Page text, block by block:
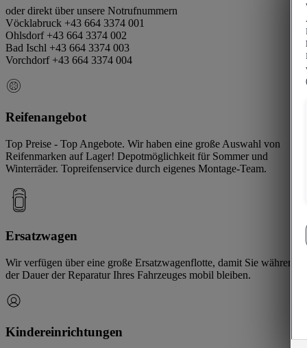
oder direkt über unsere Notrufnummern
Vöcklabruck +43 664 3374 001
Ohlsdorf +43 664 3374 002
Bad Ischl +43 664 3374 003
Vorchdorf +43 664 3374 004
Reifenangebot
Top Preise - Top Angebote. Wir haben eine große Auswahl von
Reifenmarken auf Lager! Depotmöglichkeit für Sommer und
Winterräder. Topreifenservice durch eigenes Montage-Team.
Ersatzwagen
Wir verfügen über eine große Ersatzwagenflotte, damit Sie während
der Dauer der Reparatur Ihres Fahrzeuges mobil bleiben.
Kindereinrichtungen